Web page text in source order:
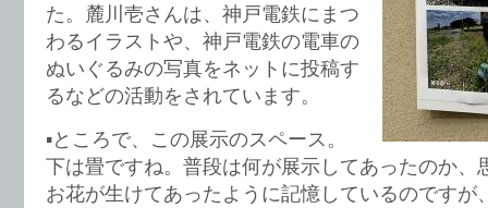
た。麓川壱さんは、神戸電鉄にまつ
わるイラストや、神戸電鉄の電車の
ぬいぐるみの写真をネットに投稿す
るなどの活動をされています。
▪️ところで、この展示のスペース。
下は畳ですね。普段は何が展示してあったのか、
お花が生けてあったように記憶しているのですが